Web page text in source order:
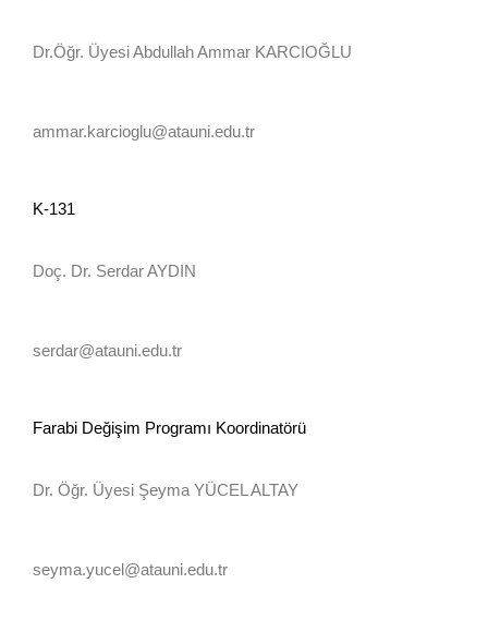
Dr.Öğr. Üyesi Abdullah Ammar KARCIOĞLU
ammar.karcioglu@atauni.edu.tr
K-131
Doç. Dr. Serdar AYDIN
serdar@atauni.edu.tr
Farabi Değişim Programı Koordinatörü
Dr. Öğr. Üyesi Şeyma YÜCEL ALTAY
seyma.yucel@atauni.edu.tr